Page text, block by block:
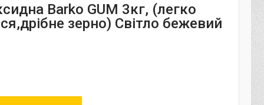
Barko GUM 3кг, (легко
зерно) Світло бежевий